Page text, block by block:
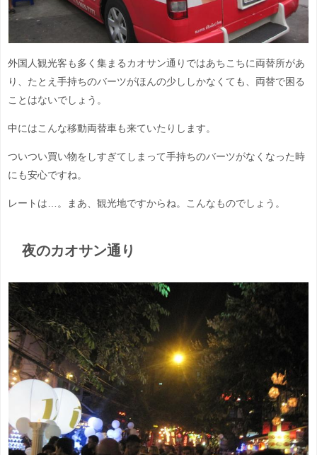
外国人観光客も多く集まるカオサン通りではあちこちに両替所があ
り、たとえ手持ちのバーツがほんの少ししかなくても、両替で困る
ことはないでしょう。
中にはこんな移動両替車も来ていたりします。
ついつい買い物をしすぎてしまって手持ちのバーツがなくなった時
にも安心ですね。
レートは…。まあ、観光地ですからね。こんなものでしょう。
夜のカオサン通り